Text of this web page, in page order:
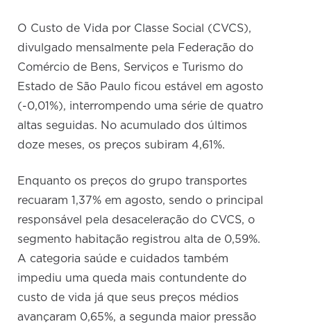
O Custo de Vida por Classe Social (CVCS),
divulgado mensalmente pela Federação do
Comércio de Bens, Serviços e Turismo do
Estado de São Paulo ficou estável em agosto
(-0,01%), interrompendo uma série de quatro
altas seguidas. No acumulado dos últimos
doze meses, os preços subiram 4,61%.
Enquanto os preços do grupo transportes
recuaram 1,37% em agosto, sendo o principal
responsável pela desaceleração do CVCS, o
segmento habitação registrou alta de 0,59%.
A categoria saúde e cuidados também
impediu uma queda mais contundente do
custo de vida já que seus preços médios
avançaram 0,65%, a segunda maior pressão